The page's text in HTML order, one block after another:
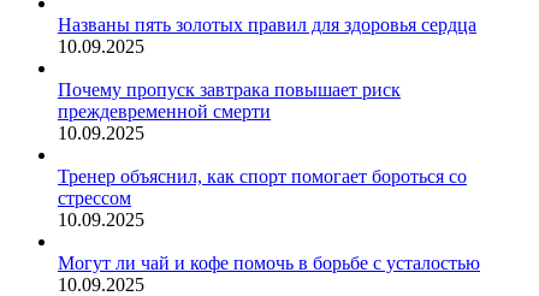
Названы пять золотых правил для здоровья сердца
10.09.2025
Почему пропуск завтрака повышает риск
преждевременной смерти
10.09.2025
Тренер объяснил, как спорт помогает бороться со
стрессом
10.09.2025
Могут ли чай и кофе помочь в борьбе с усталостью
10.09.2025